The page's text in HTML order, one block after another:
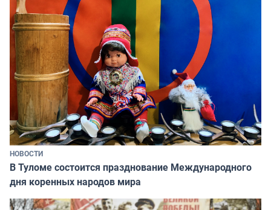
НОВОСТИ
В Туломе состоится празднование Международного
дня коренных народов мира